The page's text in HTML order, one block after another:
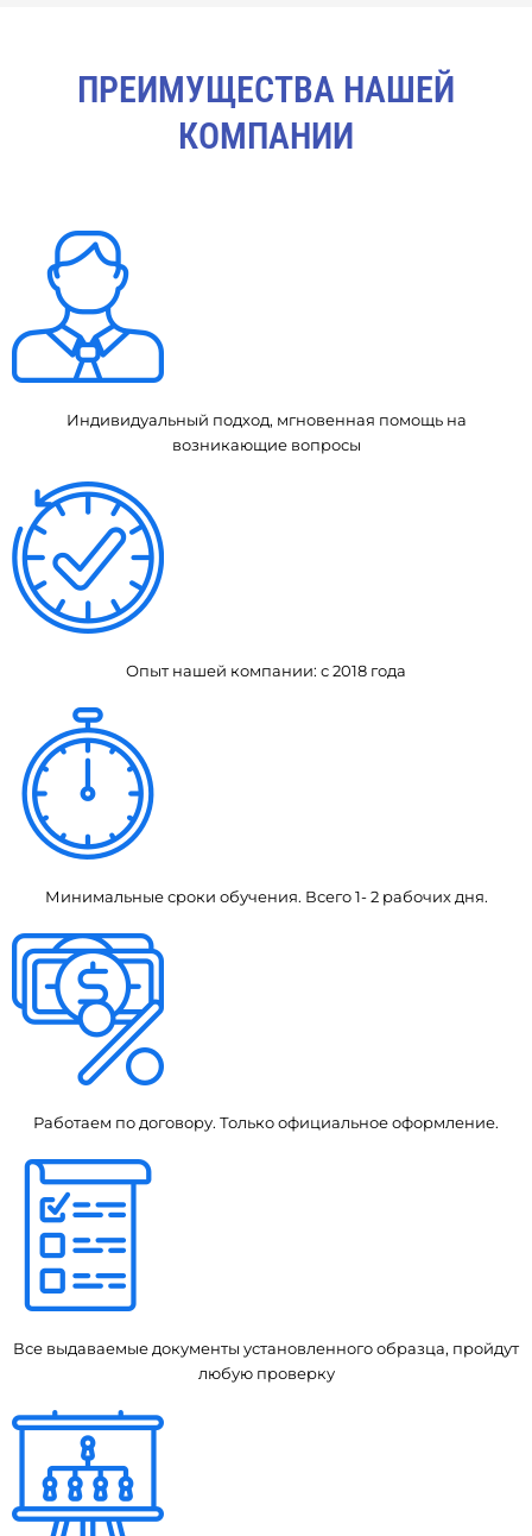
ПРЕИМУЩЕСТВА НАШЕЙ
КОМПАНИИ
Индивидуальный подход, мгновенная помощь на
возникающие вопросы
Опыт нашей компании: с 2018 года
Минимальные сроки обучения. Всего 1- 2 рабочих дня.
Работаем по договору. Только официальное оформление.
Все выдаваемые документы установленного образца, пройдут
любую проверку